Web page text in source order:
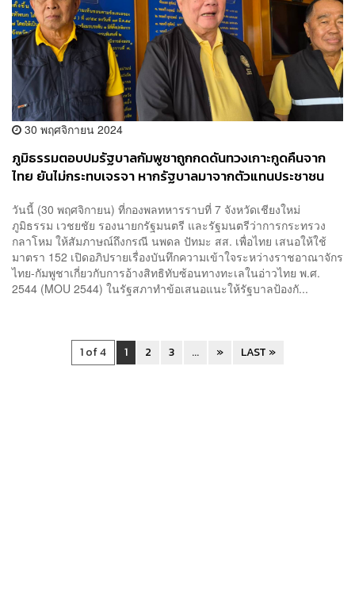
30 พฤศจิกายน 2024
ภูมิธรรมตอบปมรัฐบาลกัมพูชาถูกกดดันทวงเกาะกูดคืนจาก
ไทย ยันไม่กระทบเจรจา หากรัฐบาลมาจากตัวแทนประชาชน
วันนี้ (30 พฤศจิกายน) ที่กองพลทหารราบที่ 7 จังหวัดเชียงใหม่
ภูมิธรรม เวชยชัย รองนายกรัฐมนตรี และรัฐมนตรีว่าการกระทรวง
กลาโหม ให้สัมภาษณ์ถึงกรณี นพดล ปัทมะ สส. เพื่อไทย เสนอให้ใช้
มาตรา 152 เปิดอภิปรายเรื่องบันทึกความเข้าใจระหว่างราชอาณาจักร
ไทย-กัมพูชาเกี่ยวกับการอ้างสิทธิทับซ้อนทางทะเลในอ่าวไทย พ.ศ.
2544 (MOU 2544) ในรัฐสภาทำข้อเสนอแนะให้รัฐบาลป้องกั...
1 of 4 1 2 3 ... » LAST »